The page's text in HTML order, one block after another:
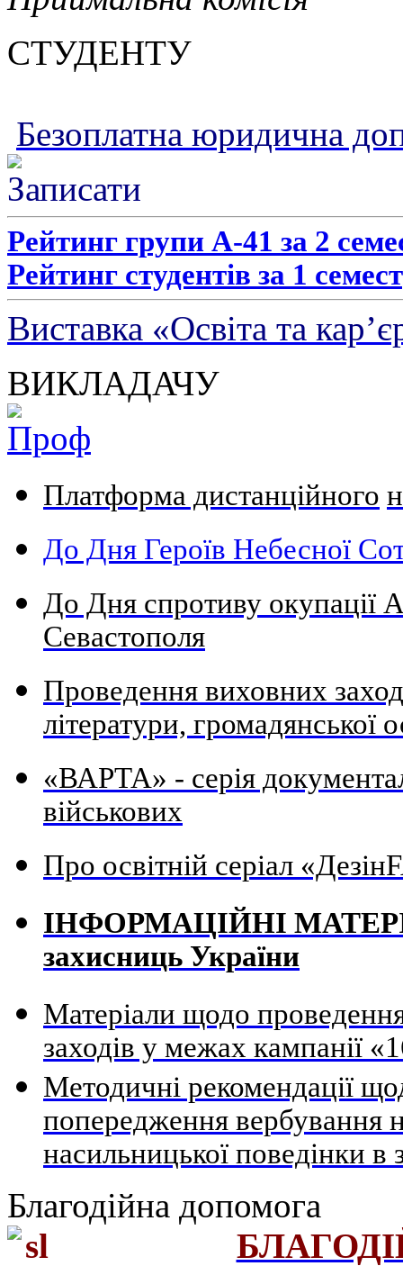
СТУДЕНТУ
Безоплатна юридична
Рейтинг групи А-41 за 2
Рейтинг студентів за 1
Виставка «Освіта та
ВИКЛАДАЧУ
Платформа дистанційного
До Дня Героїв Небесної
До Дня спротиву окупації
Севастополя
Проведення виховних
літератури, громадянської
«ВАРТА» - серія
військових
Про освітній серіал
ІНФОРМАЦІЙНІ
захисниць України
Матеріали щодо
заходів у межах кампанії
Методичні рекомендації
попередження вербування
насильницької поведінки в
Благодійна допомога